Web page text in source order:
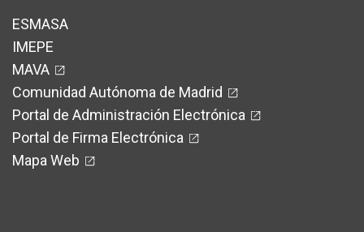
ESMASA
IMEPE
MAVA
Comunidad Autónoma de Madrid
Portal de Administración Electrónica
Portal de Firma Electrónica
Mapa Web